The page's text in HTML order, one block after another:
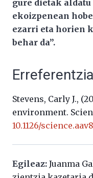
gure dietak
ekoizpenean
ezarri eta horien
behar da”.
Stevens, Carly J.,
environment.
10.1126/
Egileaz: Juanma